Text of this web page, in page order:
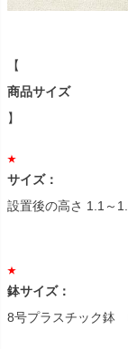
【
商品サイズ
】
サイズ：
設置後の高さ 1.1～
鉢サイズ：
8号プラスチック